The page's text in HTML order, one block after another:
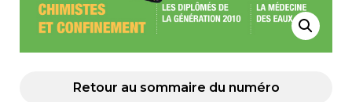
Retour au sommaire du numéro